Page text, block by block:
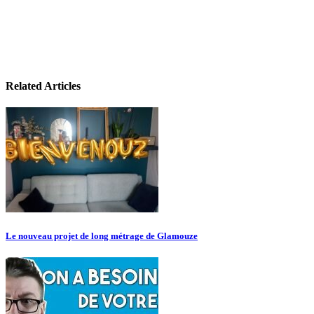
Related Articles
Le nouveau projet de long métrage de Glamouze